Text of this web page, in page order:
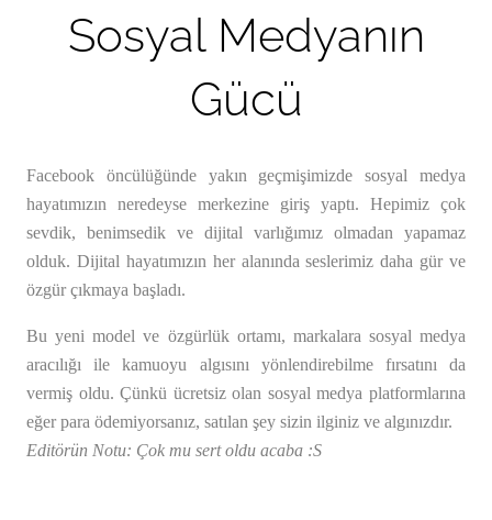
Sosyal Medyanın
Gücü
Facebook öncülüğünde yakın geçmişimizde sosyal medya
hayatımızın neredeyse merkezine giriş yaptı. Hepimiz çok
sevdik, benimsedik ve dijital varlığımız olmadan yapamaz
olduk. Dijital hayatımızın her alanında seslerimiz daha gür ve
özgür çıkmaya başladı.
Bu yeni model ve özgürlük ortamı, markalara sosyal medya
aracılığı ile kamuoyu algısını yönlendirebilme fırsatını da
vermiş oldu. Çünkü ücretsiz olan sosyal medya platformlarına
eğer para ödemiyorsanız, satılan şey sizin ilginiz ve algınızdır.
Editörün Notu: Çok mu sert oldu acaba :S